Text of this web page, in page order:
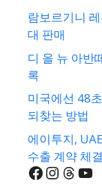
람보르기니
대 판매
디 올 뉴 아반
록
미국에선 48
되찾는 방법
에이투지,
수출 계약 체결
Facebook